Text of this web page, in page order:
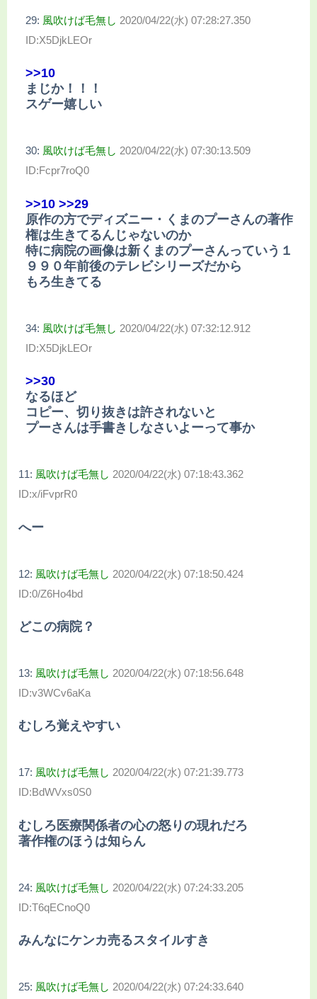
29: 風吹けば毛無し 2020/04/22(水) 07:28:27.350
ID:X5DjkLEOr
>>10
まじか！！！
スゲー嬉しい
30: 風吹けば毛無し 2020/04/22(水) 07:30:13.509
ID:Fcpr7roQ0
>>10 >>29
原作の方でディズニー・くまのプーさんの著作
権は生きてるんじゃないのか
特に病院の画像は新くまのプーさんっていう１
９９０年前後のテレビシリーズだから
もろ生きてる
34: 風吹けば毛無し 2020/04/22(水) 07:32:12.912
ID:X5DjkLEOr
>>30
なるほど
コピー、切り抜きは許されないと
プーさんは手書きしなさいよーって事か
11: 風吹けば毛無し 2020/04/22(水) 07:18:43.362
ID:x/iFvprR0
へー
12: 風吹けば毛無し 2020/04/22(水) 07:18:50.424
ID:0/Z6Ho4bd
どこの病院？
13: 風吹けば毛無し 2020/04/22(水) 07:18:56.648
ID:v3WCv6aKa
むしろ覚えやすい
17: 風吹けば毛無し 2020/04/22(水) 07:21:39.773
ID:BdWVxs0S0
むしろ医療関係者の心の怒りの現れだろ
著作権のほうは知らん
24: 風吹けば毛無し 2020/04/22(水) 07:24:33.205
ID:T6qECnoQ0
みんなにケンカ売るスタイルすき
25: 風吹けば毛無し 2020/04/22(水) 07:24:33.640